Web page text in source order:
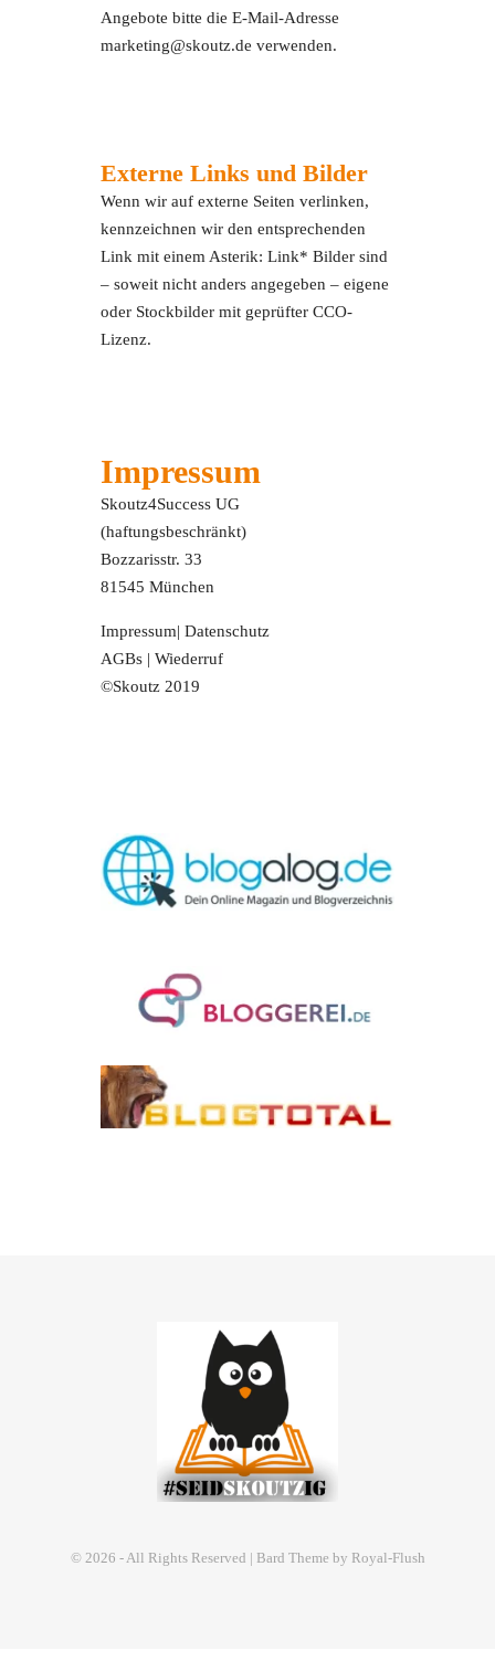
Angebote bitte die E-Mail-Adresse
marketing@skoutz.de verwenden.
Externe Links und Bilder
Wenn wir auf externe Seiten verlinken,
kennzeichnen wir den entsprechenden
Link mit einem Asterik: Link* Bilder sind
– soweit nicht anders angegeben – eigene
oder Stockbilder mit geprüfter CCO-
Lizenz.
Impressum
Skoutz4Success UG
(haftungsbeschränkt)
Bozzarisstr. 33
81545 München
Impressum|Datenschutz
AGBs |Wiederruf
©Skoutz 2019
© 2026 - All Rights Reserved | Bard Theme by Royal-Flush